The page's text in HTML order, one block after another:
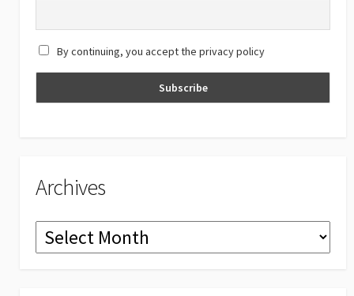
a
n
el
By continuing, you accept the privacy policy
Archives
Archives